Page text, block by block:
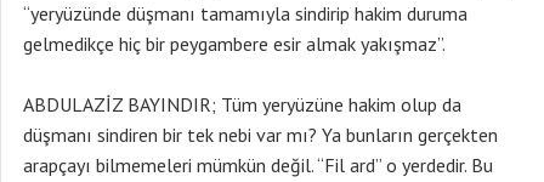
“yeryüzünde düşmanı tamamıyla sindirip hakim duruma
gelmedikçe hiç bir peygambere esir almak yakışmaz”.
ABDULAZİZ BAYINDIR; Tüm yeryüzüne hakim olup da
düşmanı sindiren bir tek nebi var mı? Ya bunların gerçekten
arapçayı bilmemeleri mümkün değil. “Fil ard” o yerdedir. Bu